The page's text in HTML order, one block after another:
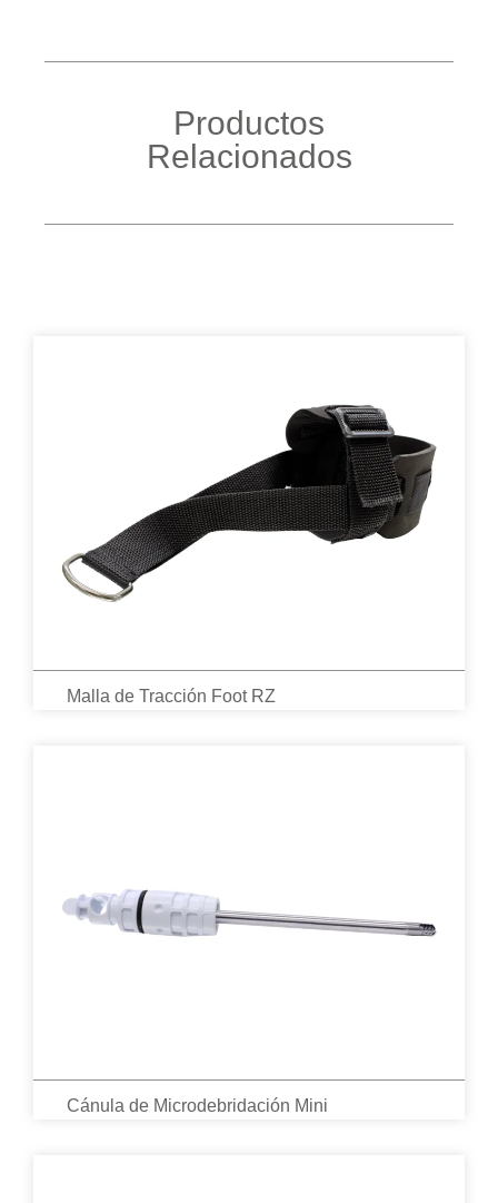
Productos
Relacionados
Malla de Tracción Foot RZ
Cánula de Microdebridación Mini